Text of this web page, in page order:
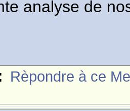
analyse de
Rèpondre à ce